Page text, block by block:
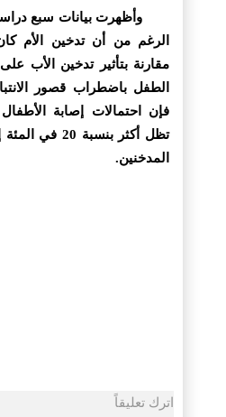
وأظهرت بيانات سبع
الرغم من أن تدخين الأم كان
مقارنة بتأثير تدخين الأب
الطفل باضطراب قصور
فإن احتمالات إصابة
تظل أكثر بنسبة
المدخنين.
اترك تعليقاً